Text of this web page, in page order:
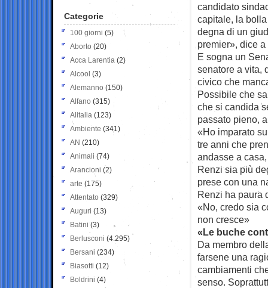
candidato
capitale, la
degna di un
premier», dice
E sogna un
senatore a vita,
civico che
Possibile che
che si candida
passato pieno,
«Ho imparato
tre anni che
andasse a
Renzi sia più
prese con una
Renzi ha paura
«No, credo sia
non cresce»
«Le buche
Da membro
farsene una
cambiamenti
senso.
Categorie
100 giorni (5)
Aborto (20)
Acca Larentia (2)
Alcool (3)
Alemanno (150)
Alfano (315)
Alitalia (123)
Ambiente (341)
AN (210)
Animali (74)
Arancioni (2)
arte (175)
Attentato (329)
Auguri (13)
Batini (3)
Berlusconi (4.295)
Bersani (234)
Biasotti (12)
Boldrini (4)